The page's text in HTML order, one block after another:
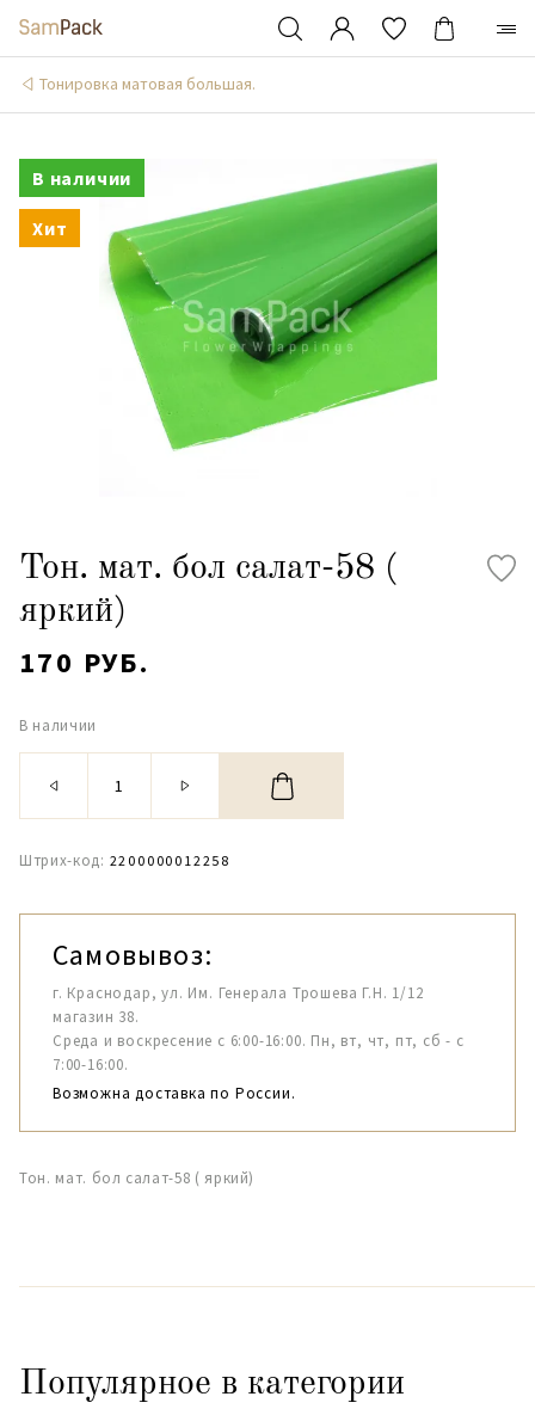
Тонировка матовая большая.
В наличии
Хит
Тон. мат. бол салат-58 (
яркий)
170 РУБ.
В наличии
Штрих-код: 2200000012258
Самовывоз:
г. Краснодар, ул. Им. Генерала Трошева Г.Н. 1/12
магазин 38.
Среда и воскресение с 6:00-16:00. Пн, вт, чт, пт, сб - с
7:00-16:00.
Возможна доставка по России.
Тон. мат. бол салат-58 ( яркий)
Популярное в категории